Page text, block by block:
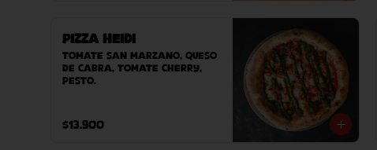
Pizza Heidi
Tomate San Marzano, queso
de cabra, tomate cherry,
pesto.
$13.900